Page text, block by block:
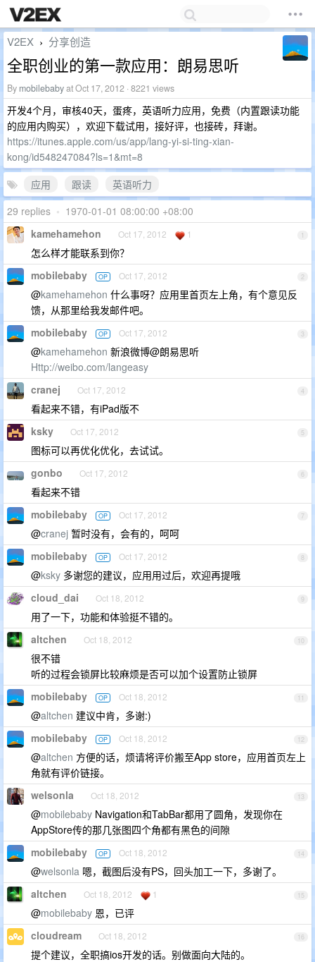
V2EX › 分享创造
全职创业的第一款应用：朗易思听
By mobilebabyat Oct 17, 2012 · 8221 views
开发4个月，审核40天，蛋疼，英语听力应用，免费（内置跟读功能
的应用内购买），欢迎下载试用，接好评，也接砖，拜谢。
https://itunes.apple.com/us/app/lang-yi-si-ting-xian-
kong/id548247084?ls=1&mt=8
应用
跟读
英语听力
29 replies • 1970-01-01 08:00:00 +08:00
1
kamehamehon Oct 17, 2012 1
怎么样才能联系到你？
2
mobilebaby OP Oct 17, 2012
@kamehamehon 什么事呀？应用里首页左上角，有个意见反
馈，从那里给我发邮件吧。
3
mobilebaby OP Oct 17, 2012
@kamehamehon 新浪微博@朗易思听
Http://weibo.com/langeasy
4
cranej Oct 17, 2012
看起来不错，有iPad版不
5
ksky Oct 17, 2012
图标可以再优化优化，去试试。
6
gonbo Oct 17, 2012
看起来不错
7
mobilebaby OP Oct 17, 2012
@cranej 暂时没有，会有的，呵呵
8
mobilebaby OP Oct 17, 2012
@ksky 多谢您的建议，应用用过后，欢迎再提哦
9
cloud_dai Oct 18, 2012
用了一下，功能和体验挺不错的。
10
altchen Oct 18, 2012
很不错
听的过程会锁屏比较麻烦是否可以加个设置防止锁屏
11
mobilebaby OP Oct 18, 2012
@altchen 建议中肯，多谢:)
12
mobilebaby OP Oct 18, 2012
@altchen 方便的话，烦请将评价搬至App store，应用首页左上
角就有评价链接。
13
welsonla Oct 18, 2012
@mobilebaby Navigation和TabBar都用了圆角，发现你在
AppStore传的那几张图四个角都有黑色的间隙
14
mobilebaby OP Oct 18, 2012
@welsonla 嗯，截图后没有PS，回头加工一下，多谢了。
15
altchen Oct 18, 2012 1
@mobilebaby 恩，已评
16
cloudream Oct 18, 2012
提个建议，全职搞ios开发的话。别做面向大陆的。